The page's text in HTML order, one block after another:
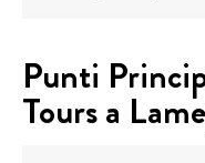
Punti
Tours a